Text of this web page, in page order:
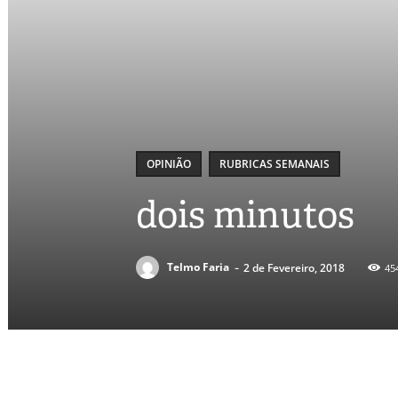
OPINIÃO RUBRICAS SEMANAIS
dois minutos
Telmo Faria - 2 de Fevereiro, 2018